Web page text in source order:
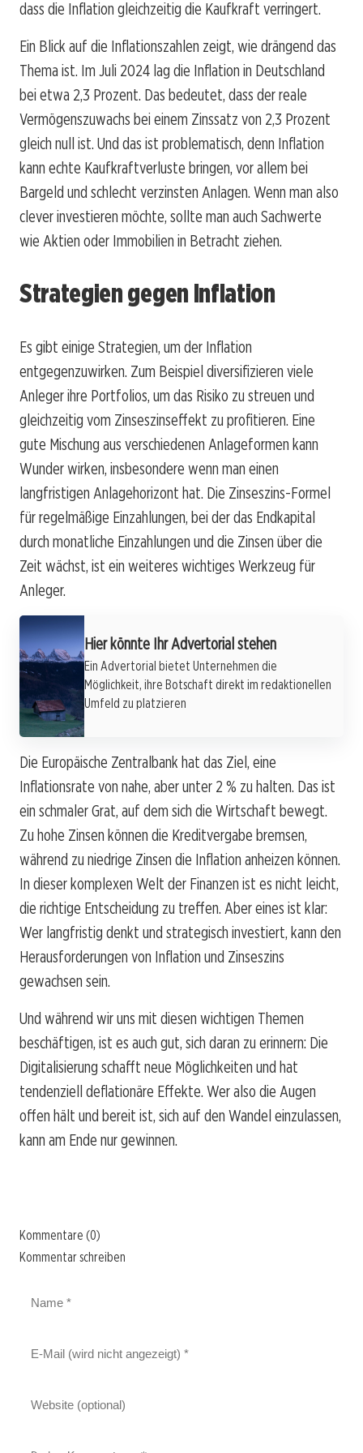
dass die Inflation gleichzeitig die Kaufkraft verringert.
Ein Blick auf die Inflationszahlen zeigt, wie drängend das
Thema ist. Im Juli 2024 lag die Inflation in Deutschland
bei etwa 2,3 Prozent. Das bedeutet, dass der reale
Vermögenszuwachs bei einem Zinssatz von 2,3 Prozent
gleich null ist. Und das ist problematisch, denn Inflation
kann echte Kaufkraftverluste bringen, vor allem bei
Bargeld und schlecht verzinsten Anlagen. Wenn man also
clever investieren möchte, sollte man auch Sachwerte
wie Aktien oder Immobilien in Betracht ziehen.
Strategien gegen Inflation
Es gibt einige Strategien, um der Inflation
entgegenzuwirken. Zum Beispiel diversifizieren viele
Anleger ihre Portfolios, um das Risiko zu streuen und
gleichzeitig vom Zinseszinseffekt zu profitieren. Eine
gute Mischung aus verschiedenen Anlageformen kann
Wunder wirken, insbesondere wenn man einen
langfristigen Anlagehorizont hat. Die Zinseszins-Formel
für regelmäßige Einzahlungen, bei der das Endkapital
durch monatliche Einzahlungen und die Zinsen über die
Zeit wächst, ist ein weiteres wichtiges Werkzeug für
Anleger.
Hier könnte Ihr Advertorial stehen
Ein Advertorial bietet Unternehmen die
Möglichkeit, ihre Botschaft direkt im redaktionellen
Umfeld zu platzieren
Die Europäische Zentralbank hat das Ziel, eine
Inflationsrate von nahe, aber unter 2 % zu halten. Das ist
ein schmaler Grat, auf dem sich die Wirtschaft bewegt.
Zu hohe Zinsen können die Kreditvergabe bremsen,
während zu niedrige Zinsen die Inflation anheizen können.
In dieser komplexen Welt der Finanzen ist es nicht leicht,
die richtige Entscheidung zu treffen. Aber eines ist klar:
Wer langfristig denkt und strategisch investiert, kann den
Herausforderungen von Inflation und Zinseszins
gewachsen sein.
Und während wir uns mit diesen wichtigen Themen
beschäftigen, ist es auch gut, sich daran zu erinnern: Die
Digitalisierung schafft neue Möglichkeiten und hat
tendenziell deflationäre Effekte. Wer also die Augen
offen hält und bereit ist, sich auf den Wandel einzulassen,
kann am Ende nur gewinnen.
Kommentare (0)
Kommentar schreiben